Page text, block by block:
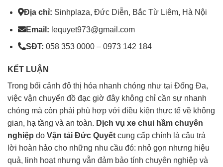
Địa chỉ: Sinhplaza, Đức Diễn, Bắc Từ Liêm, Hà Nội
Email: lequyet973@gmail.com
SĐT: 058 353 0000 – 0973 142 184
KẾT LUẬN
Trong bối cảnh đô thị hóa nhanh chóng như tại Đống Đa,
việc vận chuyển đồ đạc giờ đây không chỉ cần sự nhanh
chóng mà còn phải phù hợp với điều kiện thực tế về không
gian, hạ tầng và an toàn. Dịch vụ xe chui hầm chuyên
nghiệp do Vận tải Đức Quyết cung cấp chính là câu trả
lời hoàn hảo cho những nhu cầu đó: nhỏ gọn nhưng hiệu
quả, linh hoạt nhưng vẫn đảm bảo tính chuyên nghiệp và